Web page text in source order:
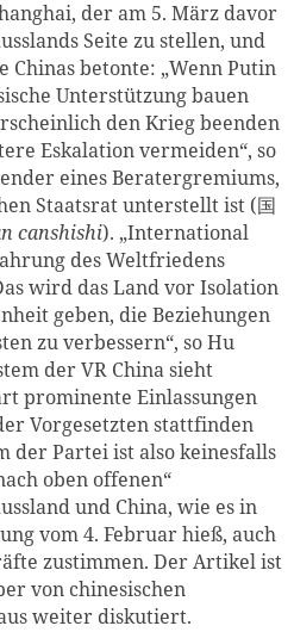
der am 5. März davor
Seite zu stellen, und
betonte: „Wenn Putin
Unterstützung bauen
den Krieg beenden
Eskalation vermeiden“, so
eines Beratergremiums,
Staatsrat unterstellt ist (国
canshishi). „International
des Weltfriedens
wird das Land vor Isolation
geben, die Beziehungen
zu verbessern“, so Hu
der VR China sieht
prominente Einlassungen
Vorgesetzten stattfinden
der Partei ist also keinesfalls
oben offenen“
und China, wie es in
vom 4. Februar hieß, auch
zustimmen. Der Artikel ist
von chinesischen
weiter diskutiert.